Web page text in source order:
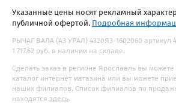
Указанные цены носят рекламный
публичной офертой. Подробная
РЫЧАГ ВАЛА (АЗ УРАЛ) 4320Я3-1602060 артикул
1 717.62 руб. в наличии на складе.
Сделать заказ в регионе Ярославль вы можете
каталог интернет магазина или вы можете
наших филиалов. Список филиалов по
находятся здесь.